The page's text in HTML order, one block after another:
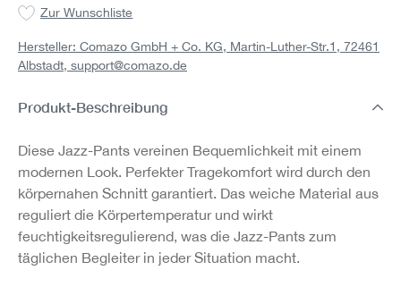
Zur Wunschliste
Hersteller: Comazo GmbH + Co. KG, Martin-Luther-Str.1, 72461
Albstadt, support@comazo.de
Produkt-Beschreibung
Diese Jazz-Pants vereinen Bequemlichkeit mit einem
modernen Look. Perfekter Tragekomfort wird durch den
körpernahen Schnitt garantiert. Das weiche Material aus
reguliert die Körpertemperatur und wirkt
feuchtigkeitsregulierend, was die Jazz-Pants zum
täglichen Begleiter in jeder Situation macht.